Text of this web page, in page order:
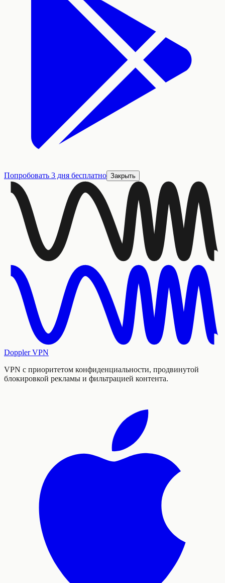
Попробовать 3 дня бесплатно Закрыть
Doppler VPN
VPN с приоритетом конфиденциальности, продвинутой
блокировкой рекламы и фильтрацией контента.